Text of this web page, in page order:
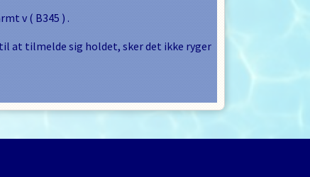
v( B345 ) .
at tilmelde sig holdet, sker det ikke ryger